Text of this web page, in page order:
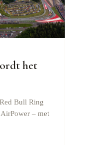
het
Bull Ring
– met